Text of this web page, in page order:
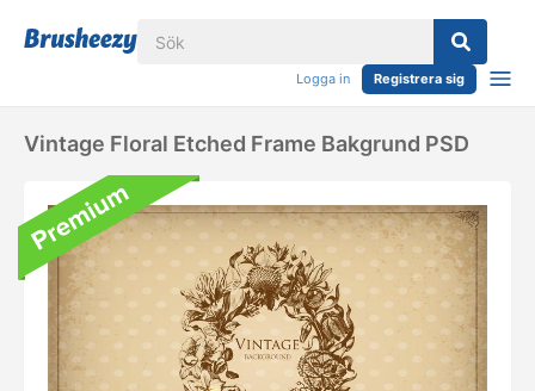
Logga in Registrera sig
Vintage Floral Etched Frame Bakgrund PSD